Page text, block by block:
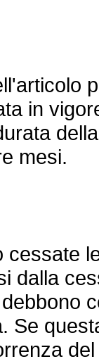
in
mesi.
dalla
Se